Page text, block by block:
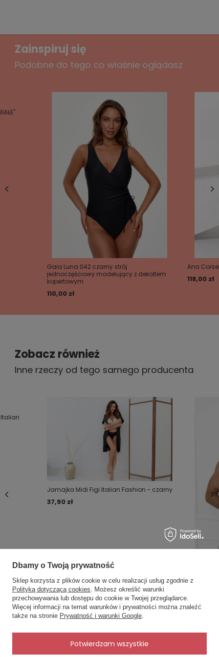
Zainspiruj się
Podobne do tego co właśnie oglądasz
Gaia Luna 042 czarny strój
jednoczęściowy modelujący z dekoltem
kopertowym
110,00 zł
Ana
118,00 zł
Zobacz również
Inne rzeczy od tego samego producenta
Jamajka Midi Figi Italian Fashion - czarny
37,90 zł
czarne
×
✨ Asystent zakupowy
Napisz czego szukasz — pokażę
gotowe propozycje.
Dbamy o Twoją prywatność
Sklep korzysta z plików cookie w celu realizacji usług zgodnie z
Polityką dotyczącą cookies. Możesz określić warunki
przechowywania lub dostępu do cookie w Twojej przeglądarce.
Więcej informacji na temat warunków i prywatności można znaleźć
także na stronie Prywatność i warunki Google.
Potwierdzam wszystkie